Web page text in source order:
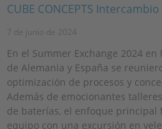
CUBE CONCEPTS
7 de junio de 2024
En el Summer Exchange 2024 en
de Alemania y España se
optimización de procesos y
Además de emocionantes
de baterías, el enfoque
equipo con una excursión en